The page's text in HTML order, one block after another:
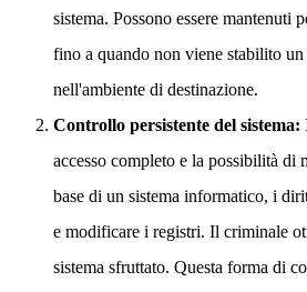
sistema. Possono essere mantenuti
fino a quando non viene stabilito
nell'ambiente di destinazione.
Controllo persistente del sistema:
accesso completo e la possibilità di
base di un sistema informatico, i
e modificare i registri. Il criminale
sistema sfruttato. Questa forma di